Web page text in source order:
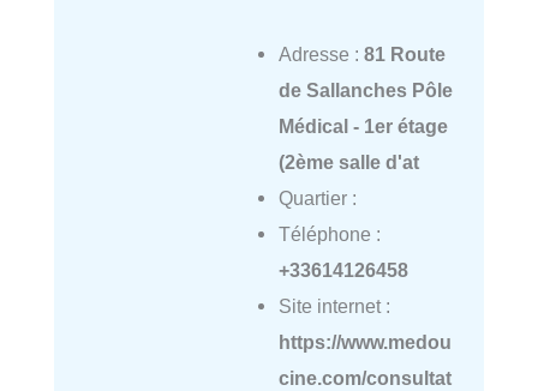
Adresse : 81 Route
de Sallanches Pôle
Médical - 1er étage
(2ème salle d'at
Quartier :
Téléphone :
+33614126458
Site internet :
https://www.medou
cine.com/consultat